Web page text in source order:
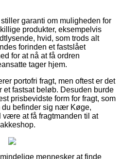
garanti om muligheden for
produkter, eksempelvis
hvid, som trods alt
forinden et fastslået
for at nå at få ordren
tager hjem.
portofri fragt, men oftest er det
et fastsat beløb. Desuden burde
prisbevidste form for fragt, som
du befinder sig nær Køge,
at få fragtmanden til at
mennesker at finde